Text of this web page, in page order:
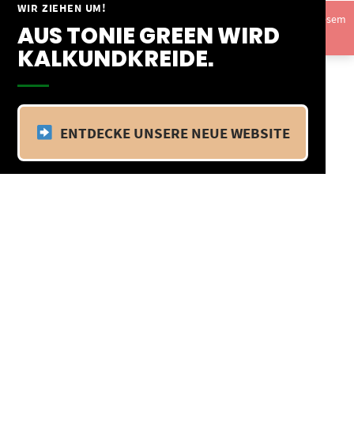
WIR ZIEHEN UM!
AUS TONIE GREEN WIRD
KALKUNDKREIDE.
ENTDECKE UNSERE NEUE WEBSITE
Springe
Inhalt
Vom 09.04.25 - 20.04.25 befinden wir uns im Betriebsurlaub. In diesem
Zeitraum findet kein Versand statt.Ausblenden